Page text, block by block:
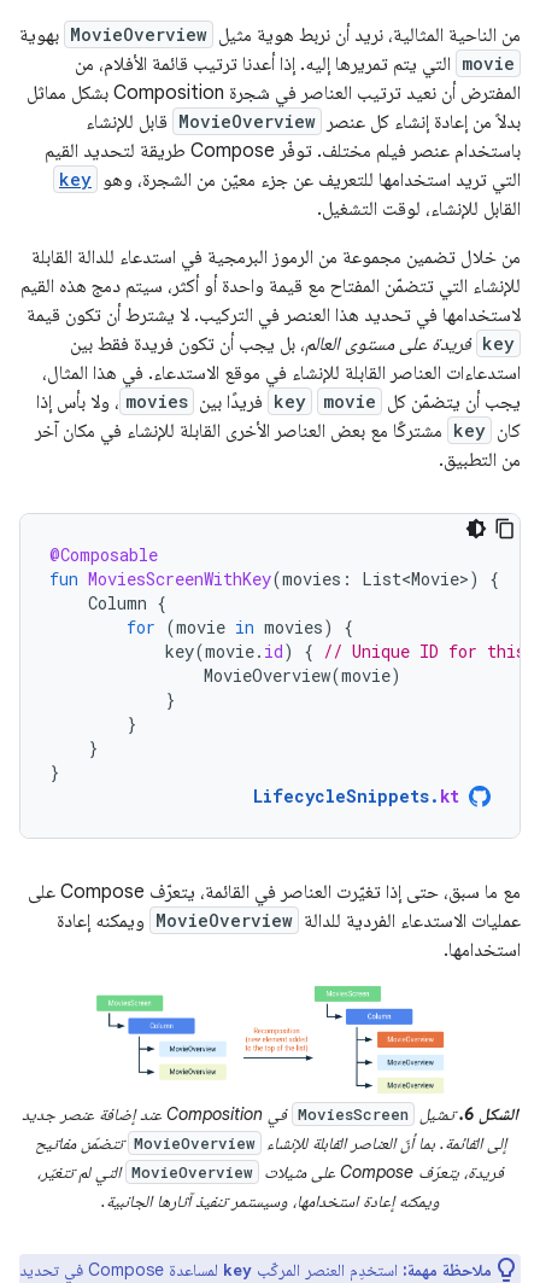
من الناحية المثالية، نريد أن نربط هوية مثيل MovieOverview بهوية
movie التي يتم تمريرها إليه. إذا أعدنا ترتيب قائمة الأفلام، من
المفترض أن نعيد ترتيب العناصر في شجرة Composition بشكل مماثل
بدلاً من إعادة إنشاء كل عنصر
MovieOverview قابل للإنشاء
باستخدام عنصر فيلم مختلف. توفّر Compose طريقة لتحديد القيم
التي تريد استخدامها للتعريف عن جزء معيّن من الشجرة، وهو key
القابل للإنشاء، لوقت التشغيل.
من خلال تضمين مجموعة من الرموز البرمجية في استدعاء للدالة القابلة
للإنشاء التي تتضمّن المفتاح مع قيمة واحدة أو أكثر، سيتم دمج هذه القيم
لاستخدامها في تحديد هذا العنصر في التركيب. لا يشترط أن تكون قيمة
key فريدة على مستوى العالم، بل يجب أن تكون فريدة فقط بين
استدعاءات العناصر القابلة للإنشاء في موقع الاستدعاء. في هذا المثال،
يجب أن يتضمّن كل movie
key فريدًا بين movies ، ولا بأس إذا
كان key مشتركًا مع بعض العناصر الأخرى القابلة للإنشاء في مكان آخر
من التطبيق.
@Composable
fun MoviesScreenWithKey(movies : List<Movie>)
{
Column {
for (movie in movies)
{
key(movie. id) { // Unique ID for this
MovieOverview(movie)
}
}
}
}
LifecycleSnippets. kt
مع ما سبق، حتى إذا تغيّرت العناصر في القائمة، يتعرّف Compose على
عمليات الاستدعاء الفردية للدالة MovieOverview ويمكنه إعادة
استخدامها.
الشكل 6. تمثيل MoviesScreen
في Composition عند إضافة عنصر جديد
إلى القائمة. بما أنّ العناصر القابلة للإنشاء
MovieOverview تتضمّن مفاتيح
فريدة، يتعرّف Compose على مثيلات
MovieOverview التي لم تتغيّر،
ويمكنه إعادة استخدامها، وسيستمر تنفيذ آثارها الجانبية.
ملاحظة مهمة: استخدِم العنصر المركّب key
لمساعدة Compose في تحديد